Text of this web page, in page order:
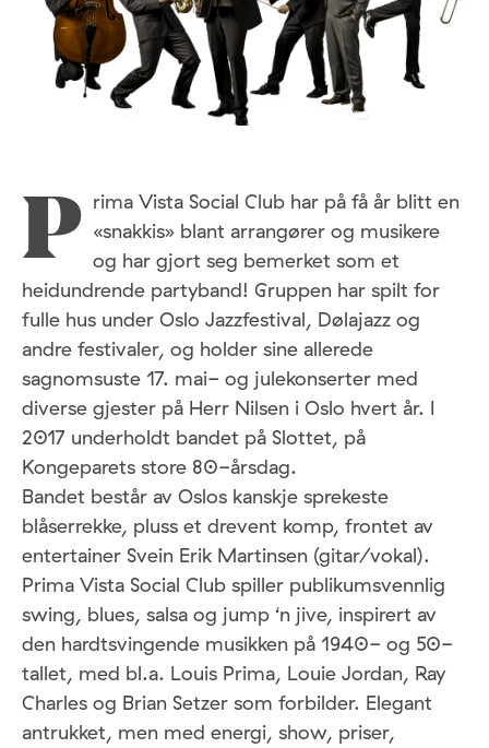
P rima Vista Social Club har på få år blitt en
«snakkis» blant arrangører og musikere
og har gjort seg bemerket som et
heidundrende partyband! Gruppen har spilt for
fulle hus under Oslo Jazzfestival, Dølajazz og
andre festivaler, og holder sine allerede
sagnomsuste 17. mai- og julekonserter med
diverse gjester på Herr Nilsen i Oslo hvert år. I
2017 underholdt bandet på Slottet, på
Kongeparets store 80-årsdag.
Bandet består av Oslos kanskje sprekeste
blåserrekke, pluss et drevent komp, frontet av
entertainer Svein Erik Martinsen (gitar/vokal).
Prima Vista Social Club spiller publikumsvennlig
swing, blues, salsa og jump ‘n jive, inspirert av
den hardtsvingende musikken på 1940- og 50-
tallet, med bl.a. Louis Prima, Louie Jordan, Ray
Charles og Brian Setzer som forbilder. Elegant
antrukket, men med energi, show, priser,